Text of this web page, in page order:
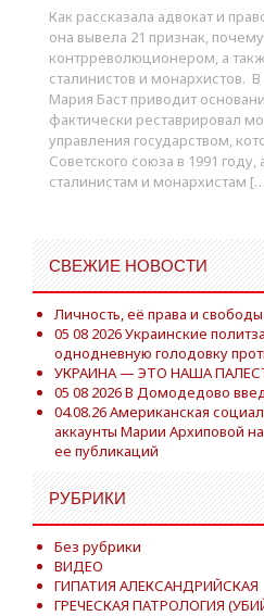
Как рассказала адвокат и
она вывела 21 признак,
контрреволюционером, а
сталинистов и монархистов.
Мария Баст приводит
фактически реставрировал
управления государством,
Советского союза в 1991
сталинистам и монархистам
СВЕЖИЕ НОВОСТИ
Личность, её права и
05 08 2026 Украинские
однодневную голодовку
УКРАИНА — ЭТО НАША
05 08 2026 В Домодедово
04.08.26 Американская
аккаунты Марии Архиповой
ее публикаций
РУБРИКИ
Без рубрики
ВИДЕО
ГИПАТИЯ АЛЕКСАНДРИЙСКАЯ
ГРЕЧЕСКАЯ ПАТРОЛОГИЯ